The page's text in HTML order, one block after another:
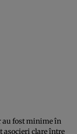
au fost minime în
asocieri clare între